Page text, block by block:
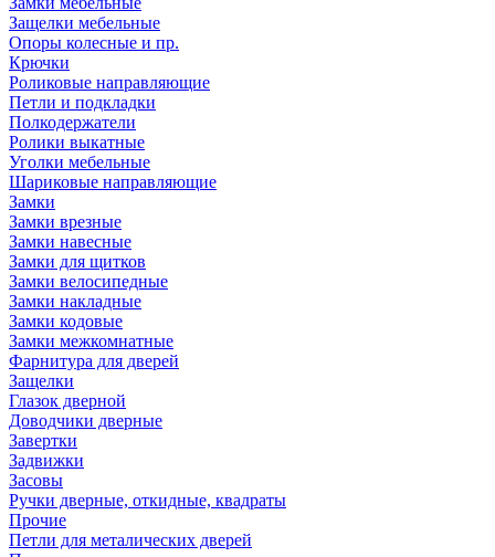
Защелки мебельные
Опоры колесные и пр.
Крючки
Роликовые направляющие
Петли и подкладки
Полкодержатели
Ролики выкатные
Уголки мебельные
Шариковые направляющие
Замки
Замки врезные
Замки навесные
Замки для щитков
Замки велосипедные
Замки накладные
Замки кодовые
Замки межкомнатные
Фарнитура для дверей
Защелки
Глазок дверной
Доводчики дверные
Завертки
Задвижки
Засовы
Ручки дверные, откидные, квадраты
Прочие
Петли для металических дверей